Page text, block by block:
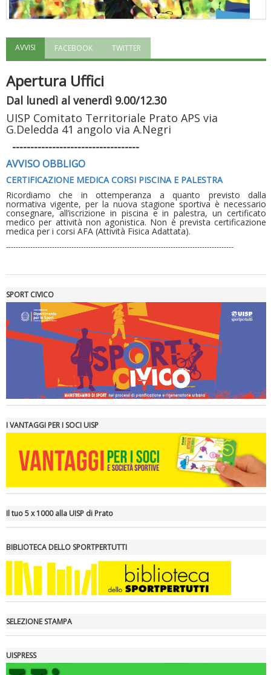
"Superare gli ostacoli": la relazione di Tiziano Pesce al CN Uisp
Luglio 2026: "Pensando con i piedi, si possono fare le
rivoluzioni"
Tiziano Pesce a Radio InBlu2000 traccia il bilancio della stagione
Ddl Lobby, Uisp: “Il Parlamento valorizzi le nostre specificità"
AVVISI FACEBOOK TWITTER
Apertura Uffici
Dal lunedì al venerdì 9.00/12.30
UISP Comitato Territoriale Prato APS via
G.Deledda 41 angolo via A.Negri
-----------------------------------
AVVISO OBBLIGO
CERTIFICAZIONE MEDICA CORSI PISCINA E PALESTRA
Ricordiamo che in ottemperanza a quanto previsto dalla
normativa vigente, per la nuova stagione sportiva è necessario
consegnare, all’iscrizione in piscina e in palestra, un certificato
medico per attività non agonistica. Non è prevista certificazione
medica per i corsi AFA (Attività Fisica Adattata).
----------------------------------------------------------------------------------------------
SPORT CIVICO
I VANTAGGI PER I SOCI UISP
Il tuo 5 x 1000 alla UISP di Prato
BIBLIOTECA DELLO SPORTPERTUTTI
SELEZIONE STAMPA
UISPRESS